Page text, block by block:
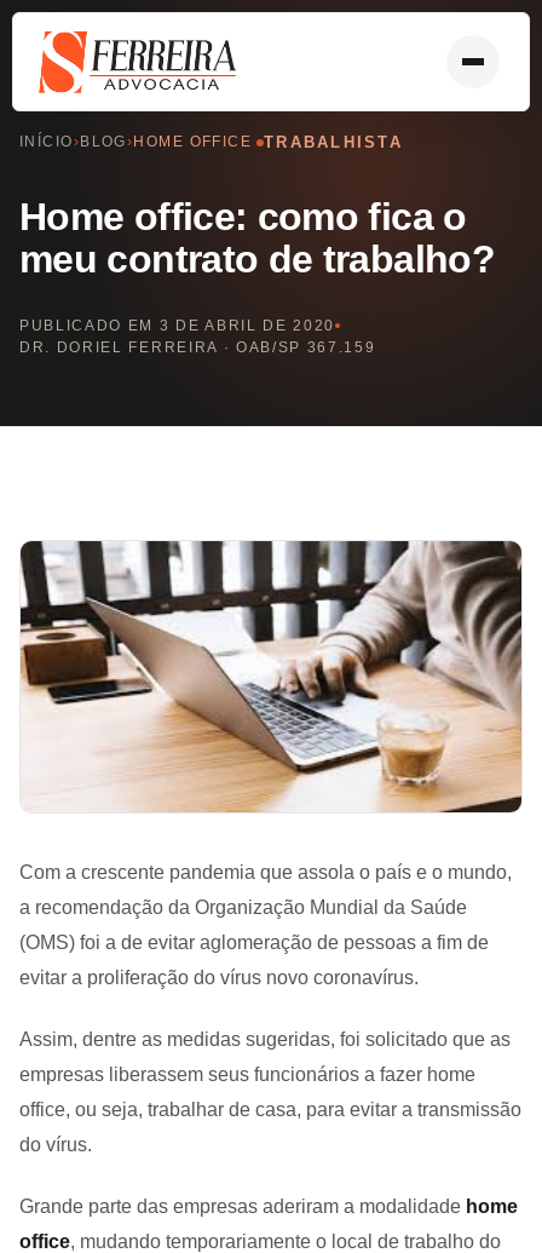
Áreas de atuação
Previdenciário
Família
Blog
Perguntas frequentes
INÍCIO› BLOG› HOME OFFICE TRABALHISTA
Home office: como fica o
meu contrato de trabalho?
PUBLICADO EM 3 DE ABRIL DE 2020
DR. DORIEL FERREIRA · OAB/SP 367.159
Com a crescente pandemia que assola o país e o mundo,
a recomendação da Organização Mundial da Saúde
(OMS) foi a de evitar aglomeração de pessoas a fim de
evitar a proliferação do vírus novo coronavírus.
Assim, dentre as medidas sugeridas, foi solicitado que as
empresas liberassem seus funcionários a fazer home
office, ou seja, trabalhar de casa, para evitar a transmissão
do vírus.
Grande parte das empresas aderiram a modalidade home
office, mudando temporariamente o local de trabalho do